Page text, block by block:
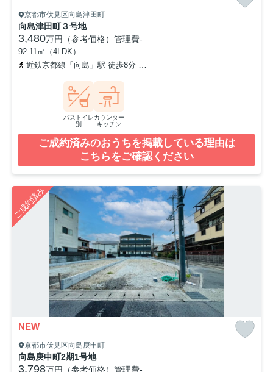
京都市伏見区向島津田町
向島津田町３号地
3,480万円（参考価格） 管理費-
92.11㎡（4LDK）
近鉄京都線「向島」駅 徒歩8分
バストイレ
別
カウンター
キッチン
ご成約済みのおうちを掲載している理由は
こちらをご確認ください
ご成約済み
NEW
京都市伏見区向島庚申町
向島庚申町2期1号地
3,798万円（参考価格） 管理費-